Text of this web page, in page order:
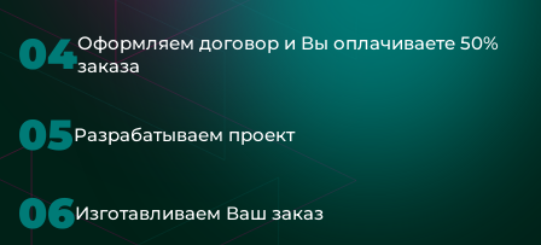
04Оформляем договор и Вы оплачиваете 50%
заказа
05Разрабатываем проект
06Изготавливаем Ваш заказ